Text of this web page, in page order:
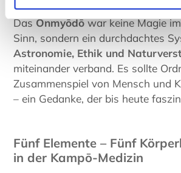
DasOnmyōdōwar keine Magie
Sinn, sondern ein durchdachtes
Astronomie, Ethik und
miteinander verband. Es sollte
Zusammenspiel von Mensch und
– ein Gedanke, der bis heute
Fünf Elemente – Fünf
in der Kampō-Medizin